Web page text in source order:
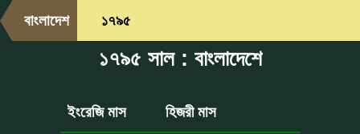
বাংলাদেশ ১৭৯৫
১৭৯৫ সাল : বাংলাদেশে
ইংরেজি মাস হিজরী মাস